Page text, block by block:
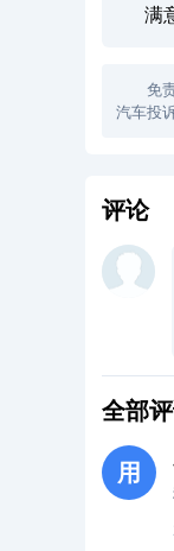
满
免
汽车投
评论
全部
用